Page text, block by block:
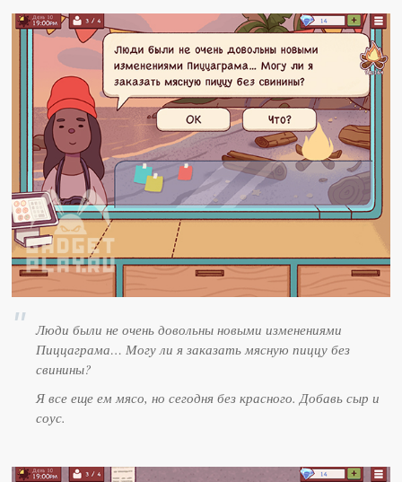
Люди были не очень довольны новыми изменениями
Пиццаграма… Могу ли я заказать мясную пиццу без
свинины?
Я все еще ем мясо, но сегодня без красного. Добавь сыр и
соус.